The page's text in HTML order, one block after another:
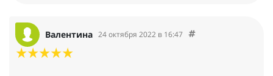
Валентина 24 октября 2022 в 16:47